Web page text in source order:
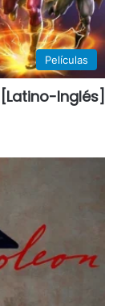
Películas
Inglés]